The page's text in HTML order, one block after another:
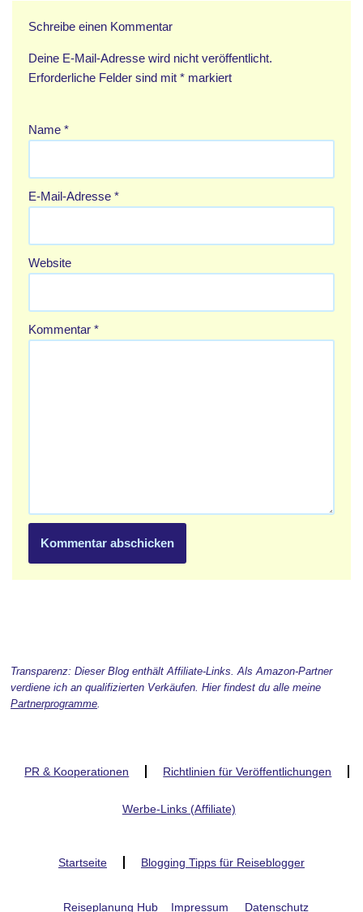
Schreibe einen Kommentar
Deine E-Mail-Adresse wird nicht veröffentlicht.
Erforderliche Felder sind mit * markiert
Name *
E-Mail-Adresse *
Website
Kommentar *
Transparenz: Dieser Blog enthält Affiliate-Links. Als Amazon-Partner
verdiene ich an qualifizierten Verkäufen. Hier findest du alle meine
Partnerprogramme.
PR & Kooperationen Richtlinien für Veröffentlichungen
Werbe-Links (Affiliate)
Startseite Blogging Tipps für Reiseblogger
Reiseplanung Hub Impressum Datenschutz